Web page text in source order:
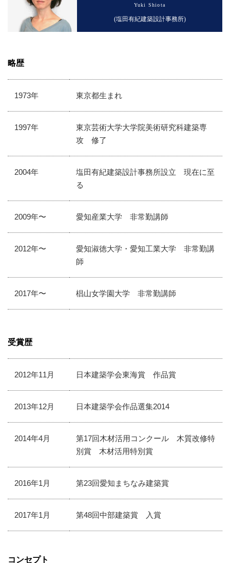
Yuki Shiota
(塩田有紀建築設計事務所)
略歴
1973年 東京都生まれ
1997年
東京芸術大学大学院美術研究科建築専
攻 修了
2004年
塩田有紀建築設計事務所設立 現在に至
る
2009年〜 愛知産業大学 非常勤講師
2012年〜
愛知淑徳大学・愛知工業大学 非常勤講
師
2017年〜 椙山女学園大学 非常勤講師
受賞歴
2012年11月 日本建築学会東海賞 作品賞
2013年12月 日本建築学会作品選集2014
2014年4月
第17回木材活用コンクール 木質改修特
別賞 木材活用特別賞
2016年1月 第23回愛知まちなみ建築賞
2017年1月 第48回中部建築賞 入賞
コンセプト